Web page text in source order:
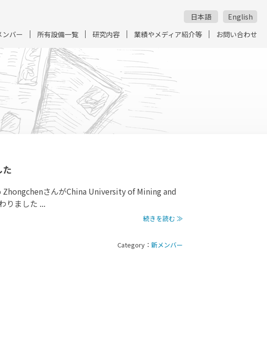
日本語
English
ンバー 所有設備一覧 研究内容 業績やメディア紹介等 お問い合わせ
た
ZhongchenさんがChina University of Mining and
りました ...
続きを読む ≫
Category： 新メンバー